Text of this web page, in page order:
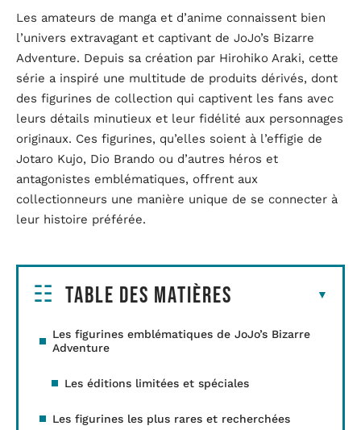
Les amateurs de manga et d’anime connaissent bien
l’univers extravagant et captivant de JoJo’s Bizarre
Adventure. Depuis sa création par Hirohiko Araki, cette
série a inspiré une multitude de produits dérivés, dont
des figurines de collection qui captivent les fans avec
leurs détails minutieux et leur fidélité aux personnages
originaux. Ces figurines, qu’elles soient à l’effigie de
Jotaro Kujo, Dio Brando ou d’autres héros et
antagonistes emblématiques, offrent aux
collectionneurs une manière unique de se connecter à
leur histoire préférée.
Table des matières
Les figurines emblématiques de JoJo’s Bizarre
Adventure
Les éditions limitées et spéciales
Les figurines les plus rares et recherchées